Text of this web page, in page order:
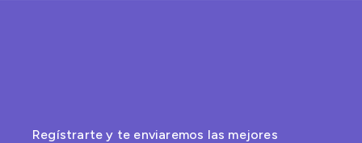
Regístrarte y te enviaremos las mejores